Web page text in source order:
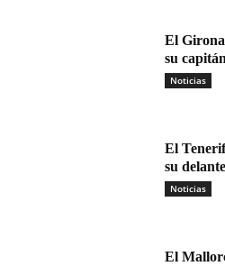
El Girona
su capitán
Noticias
El
su
Noticias
El